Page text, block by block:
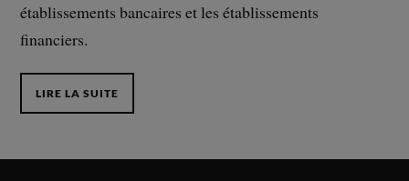
établissements bancaires et les établissements
financiers.
LIRE LA SUITE